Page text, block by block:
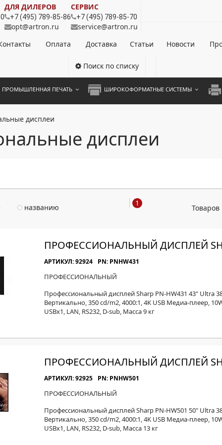
ДЛЯ ДИЛЕРОВ
+7 (495) 789-85-86
opt@artron.ru
СЕРВИС
+7 (495) 789-85-70
service@artron.ru
Оплата Доставка Статьи Новости
Поиск по списку
ПРОМЫШЛЕННАЯ ПЕЧАТЬ ШИРОКОФОРМАТНЫЕ СИСТЕМЫ
дисплеи
дисплеи
названию 1
ПРОФЕССИОНАЛЬНЫЙ ДИСПЛЕЙ
АРТИКУЛ: 92924 PN: PNHW431
ПРОФЕССИОНАЛЬНЫЙ
Профессиональный дисплей Sharp PN-HW431 43" Ultra
Вертикально, 350 cd/m2, 4000:1, 4K USB Медиа-плеер,
USBx1, LAN, RS232, D-sub, Масса 9 кг
ПРОФЕССИОНАЛЬНЫЙ ДИСПЛЕЙ
АРТИКУЛ: 92925 PN: PNHW501
ПРОФЕССИОНАЛЬНЫЙ
Профессиональный дисплей Sharp PN-HW501 50" Ultra
Вертикально, 350 cd/m2, 4000:1, 4K USB Медиа-плеер,
USBx1, LAN, RS232, D-sub, Масса 13 кг